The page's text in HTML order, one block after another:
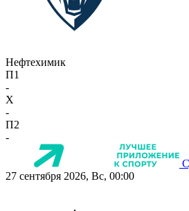
Нефтехимик
П1
-
X
-
П2
-
27 сентября 2026, Вс, 00:00